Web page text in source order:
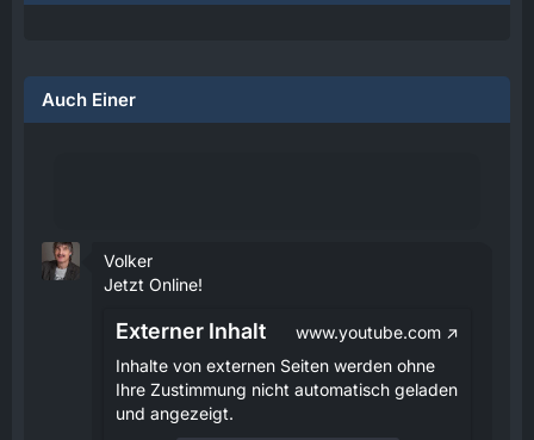
Auch Einer
Volker
Jetzt Online!
Externer Inhalt
www.youtube.com
Inhalte von externen Seiten werden ohne
Ihre Zustimmung nicht automatisch geladen
und angezeigt.